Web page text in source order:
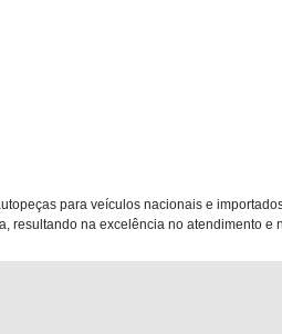
para veículos nacionais e
resultando na excelência no atendimento